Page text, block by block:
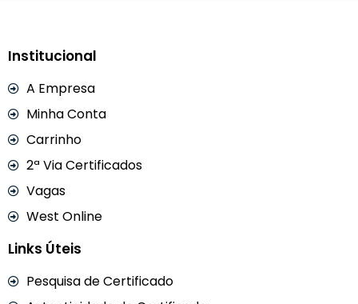
Institucional
A Empresa
Minha Conta
Carrinho
2ª Via Certificados
Vagas
West Online
Links Úteis
Pesquisa de Certificado